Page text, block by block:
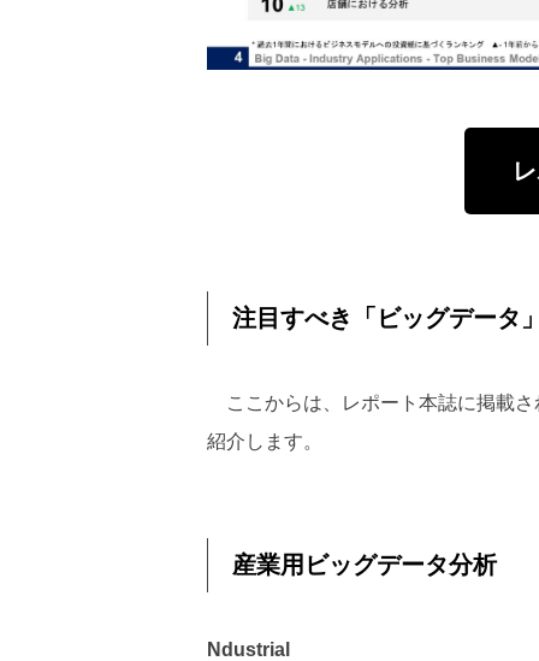
注目すべき「ビッグデータ
ここからは、レポート本誌に掲載
紹介します。
産業用ビッグデータ分析
Ndustrial